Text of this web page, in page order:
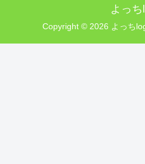
よっち
Copyright © 2026 よっち